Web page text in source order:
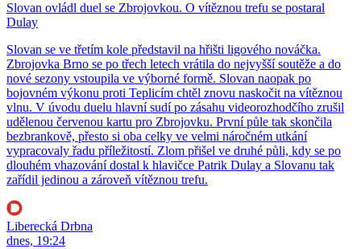
Slovan ovládl duel se Zbrojovkou. O vítěznou trefu se postaral
Dulay
Slovan se ve třetím kole představil na hřišti ligového nováčka.
Zbrojovka Brno se po třech letech vrátila do nejvyšší soutěže a do
nové sezony vstoupila ve výborné formě. Slovan naopak po
bojovném výkonu proti Teplicím chtěl znovu naskočit na vítěznou
vlnu. V úvodu duelu hlavní sudí po zásahu videorozhodčího zrušil
udělenou červenou kartu pro Zbrojovku. První půle tak skončila
bezbrankově, přesto si oba celky ve velmi náročném utkání
vypracovaly řadu příležitostí. Zlom přišel ve druhé půli, kdy se po
dlouhém vhazování dostal k hlavičce Patrik Dulay a Slovanu tak
zařídil jedinou a zároveň vítěznou trefu.
Liberecká Drbna
dnes, 19:24